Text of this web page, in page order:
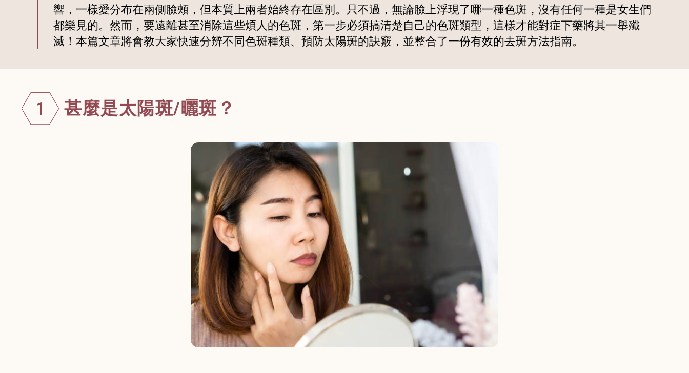
響，一樣愛分布在兩側臉頰，但本質上兩者始終存在區別。只不過，無論臉上浮現了哪一種色斑，沒有任何一種是女生們
都樂見的。然而，要遠離甚至消除這些煩人的色斑，第一步必須搞清楚自己的色斑類型，這樣才能對症下藥將其一舉殲
滅！本篇文章將會教大家快速分辨不同色斑種類、預防太陽斑的訣竅，並整合了一份有效的去斑方法指南。
1 甚麼是太陽斑/曬斑？